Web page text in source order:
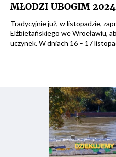
MŁODZI UBOGIM 2024
Tradycyjnie już, w listopadzie,
Elżbietańskiego we Wrocławiu,
uczynek. W dniach 16 – 17